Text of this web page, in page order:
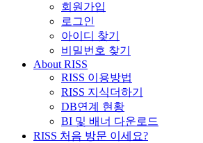
회원가입
로그인
아이디 찾기
비밀번호 찾기
About RISS
RISS 이용방법
RISS 지식더하기
DB연계 현황
BI 및 배너 다운로드
RISS 처음 방문 이세요?